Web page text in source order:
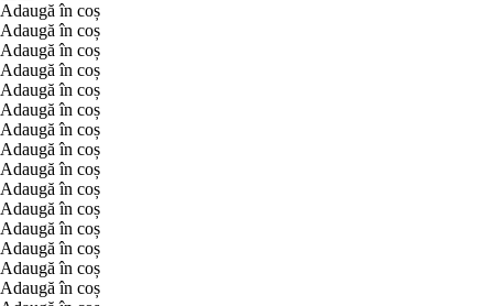
Adaugă în coș
Adaugă în coș
Adaugă în coș
Adaugă în coș
Adaugă în coș
Adaugă în coș
Adaugă în coș
Adaugă în coș
Adaugă în coș
Adaugă în coș
Adaugă în coș
Adaugă în coș
Adaugă în coș
Adaugă în coș
Adaugă în coș